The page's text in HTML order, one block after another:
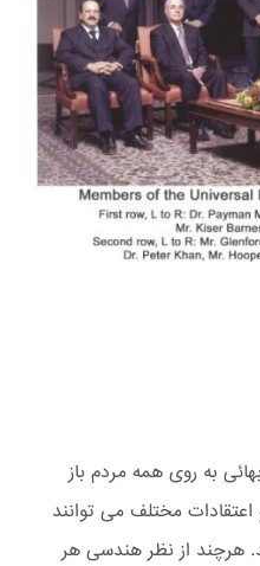
به روی همه مردم باز
مختلف می توانند
هرچند از نظر هندسی هر